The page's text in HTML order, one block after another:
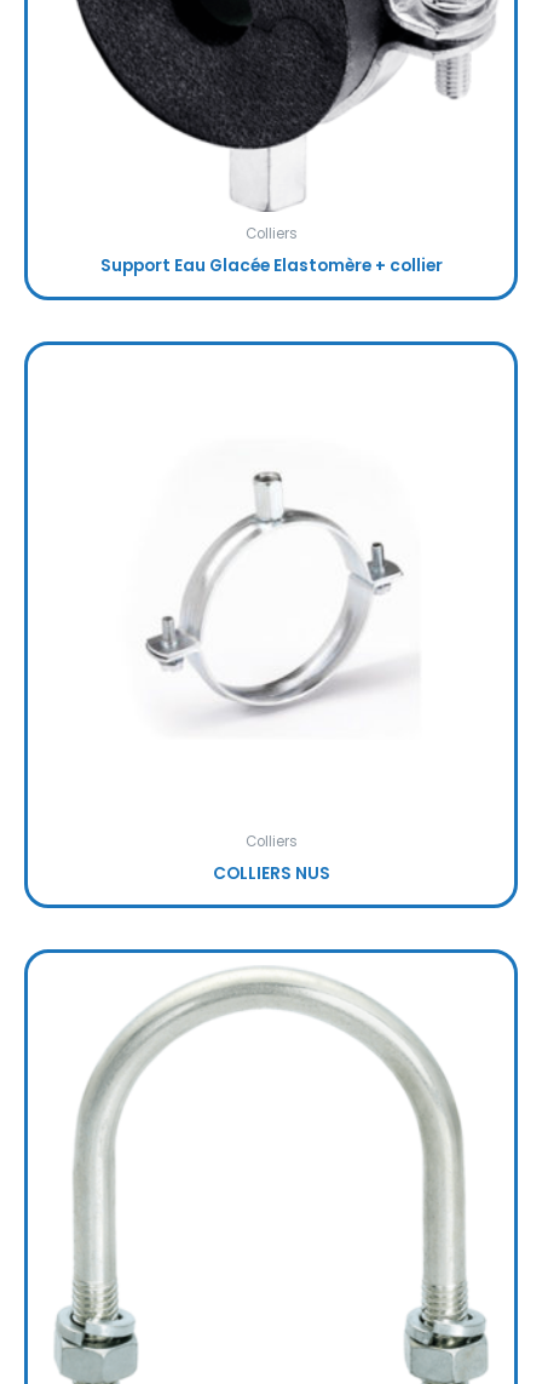
Colliers
Support Eau Glacée Elastomère + collier
Colliers
COLLIERS NUS